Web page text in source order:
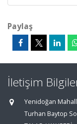
Paylaş
İletişim
Yenidoğan
Turhan Baytop